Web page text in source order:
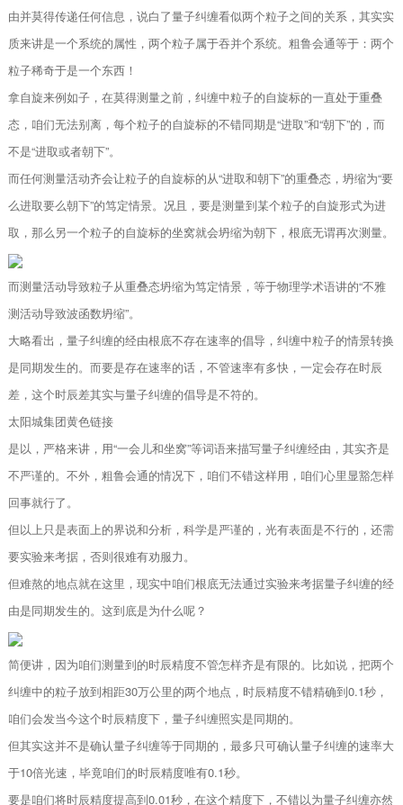
由并莫得传递任何信息，说白了量子纠缠看似两个粒子之间的关系，其实实
质来讲是一个系统的属性，两个粒子属于吞并个系统。粗鲁会通等于：两个
粒子稀奇于是一个东西！
拿自旋来例如子，在莫得测量之前，纠缠中粒子的自旋标的一直处于重叠
态，咱们无法别离，每个粒子的自旋标的不错同期是“进取”和“朝下”的，而
不是“进取或者朝下”。
而任何测量活动齐会让粒子的自旋标的从“进取和朝下”的重叠态，坍缩为“要
么进取要么朝下”的笃定情景。况且，要是测量到某个粒子的自旋形式为进
取，那么另一个粒子的自旋标的坐窝就会坍缩为朝下，根底无谓再次测量。
而测量活动导致粒子从重叠态坍缩为笃定情景，等于物理学术语讲的“不雅
测活动导致波函数坍缩”。
大略看出，量子纠缠的经由根底不存在速率的倡导，纠缠中粒子的情景转换
是同期发生的。而要是存在速率的话，不管速率有多快，一定会存在时辰
差，这个时辰差其实与量子纠缠的倡导是不符的。
太阳城集团黄色链接
是以，严格来讲，用“一会儿和坐窝”等词语来描写量子纠缠经由，其实齐是
不严谨的。不外，粗鲁会通的情况下，咱们不错这样用，咱们心里显豁怎样
回事就行了。
但以上只是表面上的界说和分析，科学是严谨的，光有表面是不行的，还需
要实验来考据，否则很难有劝服力。
但难熬的地点就在这里，现实中咱们根底无法通过实验来考据量子纠缠的经
由是同期发生的。这到底是为什么呢？
简便讲，因为咱们测量到的时辰精度不管怎样齐是有限的。比如说，把两个
纠缠中的粒子放到相距30万公里的两个地点，时辰精度不错精确到0.1秒，
咱们会发当今这个时辰精度下，量子纠缠照实是同期的。
但其实这并不是确认量子纠缠等于同期的，最多只可确认量子纠缠的速率大
于10倍光速，毕竟咱们的时辰精度唯有0.1秒。
要是咱们将时辰精度提高到0.01秒，在这个精度下，不错以为量子纠缠亦然